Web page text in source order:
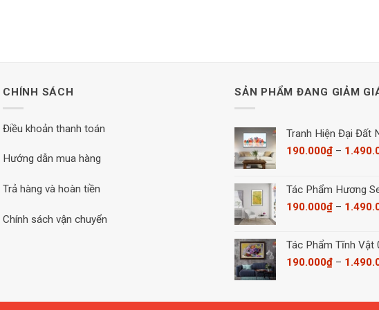
CHÍNH SÁCH
Điều khoản thanh toán
Hướng dẫn mua hàng
Trả hàng và hoàn tiền
Chính sách vận chuyển
SẢN PHẨM ĐANG GIẢM
Tranh Hiện Đại Đất
190.000₫ –
Tác Phẩm Hương
190.000₫ –
Tác Phẩm Tĩnh Vật
190.000₫ –